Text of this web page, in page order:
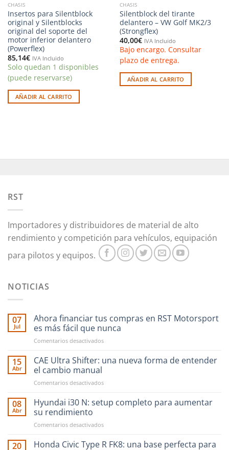
CHASIS
Insertos para Silentblock
original y Silentblocks
original del soporte del
motor inferior delantero
(Powerflex)
85,14€ IVA Incluido
Solo quedan 1 disponibles
(puede reservarse)
AÑADIR AL CARRITO
CHASIS
Silentblock del tirante
delantero – VW Golf MK2/3
(Strongflex)
40,00€ IVA Incluido
Bajo encargo. Consultar
plazo de entrega.
AÑADIR AL CARRITO
RST
Importadores y distribuidores de material de alto
rendimiento y competición para vehículos, equipación
para pilotos y equipos.
NOTICIAS
07
Jul
Ahora financiar tus compras en RST Motorsport
es más fácil que nunca
Comentarios desactivadosen
financiar
tus
en
Motorsport
fácil
nunca
15
Abr
CAE Ultra Shifter: una nueva forma de entender
el cambio manual
Comentarios desactivadosen
Ultra
Shifter:
nueva
de
08
Abr
Hyundai i30 N: setup completo para aumentar
su rendimiento
Comentarios desactivadosen
i30
20
Honda Civic Type R FK8: una base perfecta para